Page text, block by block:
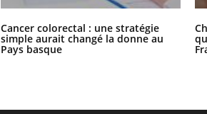
Cancer colorectal : une stratégie
simple aurait changé la donne au
Pays basque